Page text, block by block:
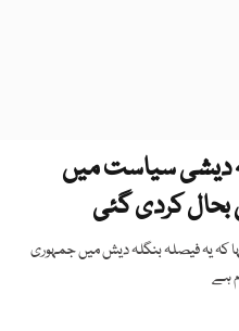
دیشی سیاست میں
بحال کردی گئی
کہ یہ فیصلہ بنگلہ دیش میں جمہوری
ہے